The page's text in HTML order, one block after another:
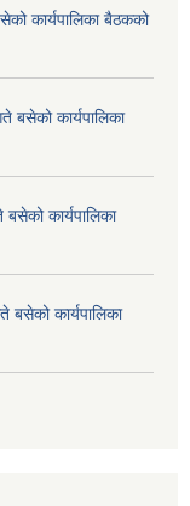
कार्यपालिका बैठकको
बसेको कार्यपालिका
कार्यपालिका
बसेको कार्यपालिका